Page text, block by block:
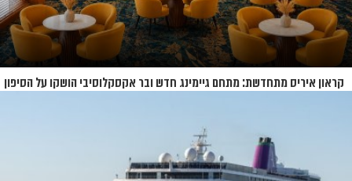
קראון איריס מתחדשת: מתחם גיימינג חדש ובר אקסקלוסיבי הושקו על הסיפון